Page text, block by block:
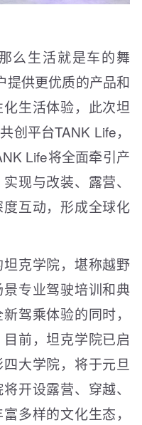
么生活就是车的舞
提供更优质的产品和
生活体验，此次坦
创平台TANK Life，
Life将全面牵引产
现与改装、露营、
互动，形成全球化
克学院，堪称越野
专业驾驶培训和典
驾乘体验的同时，
前，坦克学院已启
大学院，将于元旦
开设露营、穿越、
多样的文化生态，